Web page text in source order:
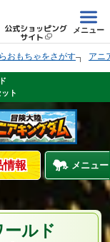
公式ショッピング
サイト
メニュー
おもちゃをさがす アニ
ト
情報 メニュー
ルド